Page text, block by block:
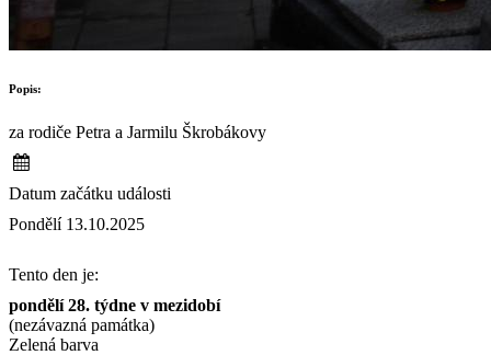
Popis:
za rodiče Petra a Jarmilu Škrobákovy
Datum začátku události
Pondělí 13.10.2025
Tento den je:
pondělí 28. týdne v mezidobí
(nezávazná památka)
Zelená barva